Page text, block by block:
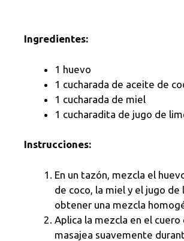
Ingredientes:
1 huevo
1 cucharada de aceite de
1 cucharada de miel
1 cucharadita de jugo de
Instrucciones:
En un tazón, mezcla el
de coco, la miel y el jugo de
obtener una mezcla
Aplica la mezcla en el cuero
masajea suavemente